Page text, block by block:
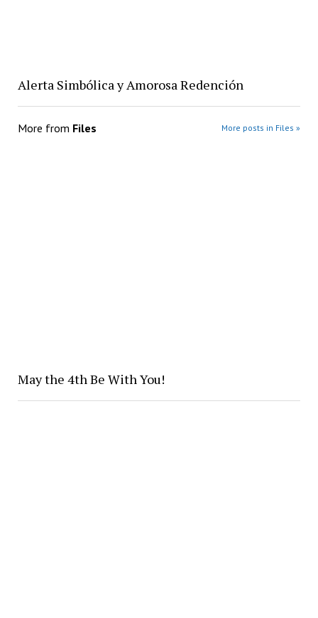
Alerta Simbólica y Amorosa Redención
More from Files More posts in Files »
May the 4th Be With You!